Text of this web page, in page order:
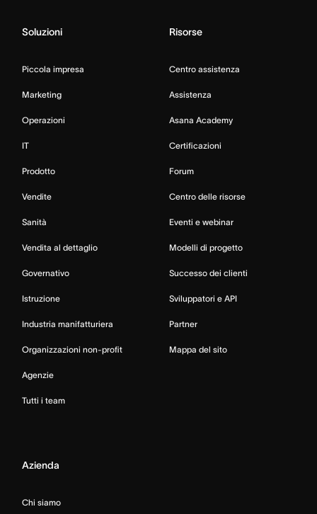
Soluzioni
Piccola impresa
Marketing
Operazioni
IT
Prodotto
Vendite
Sanità
Vendita al dettaglio
Governativo
Istruzione
Industria manifatturiera
Organizzazioni non-profit
Agenzie
Tutti i team
Risorse
Centro assistenza
Assistenza
Asana Academy
Certificazioni
Forum
Centro delle risorse
Eventi e webinar
Modelli di progetto
Successo dei clienti
Sviluppatori e API
Partner
Mappa del sito
Azienda
Chi siamo